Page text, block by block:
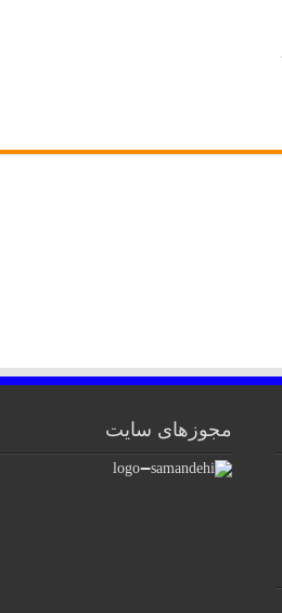
مجوزهای سایت